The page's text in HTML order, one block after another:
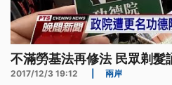
不滿勞基法再修法 民眾剃髮
2017/12/3 19:12 兩岸